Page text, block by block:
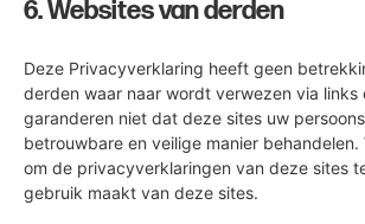
6. Websites van derden
Deze Privacyverklaring heeft geen
derden waar naar wordt verwezen via links
garanderen niet dat deze sites uw
betrouwbare en veilige manier behandelen.
om de privacyverklaringen van deze sites
gebruik maakt van deze sites.